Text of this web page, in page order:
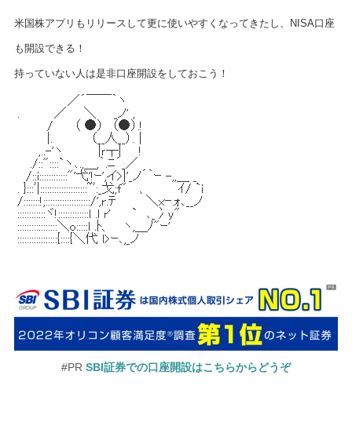
米国株アプリもリリースして更に使いやすくなってきたし、NISA口座
も開設できる！
持っていない人は是非口座開設をしておこう！
#PR SBI証券での口座開設はこちらからどうぞ